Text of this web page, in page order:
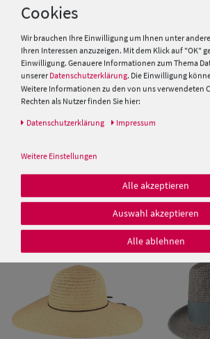
Damen
Baseball Caps
Damen UV-
Lafayette
29,99 €
SALE
Cookies
Wir brauchen Ihre Einwilligung um Ihnen unter
Ihren Interessen anzuzeigen. Mit dem Klick auf "OK"
Einwilligung. Genauere Informationen zum Thema
unserer Datenschutzerklärung. Die Einwilligung
Weitere Informationen zu den von uns verwendeten
Rechten als Nutzer finden Sie hier:
Daten­schutz­erklärung Impressum
Weitere Einstellungen
Alle akzeptieren
Auswahl akzeptieren
Alle ablehnen